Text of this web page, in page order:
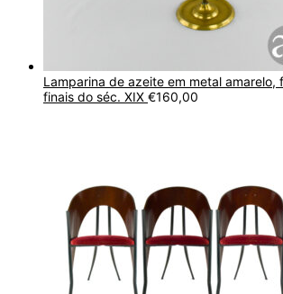
Lamparina de azeite em metal amarelo,
finais do séc. XIX €160,00